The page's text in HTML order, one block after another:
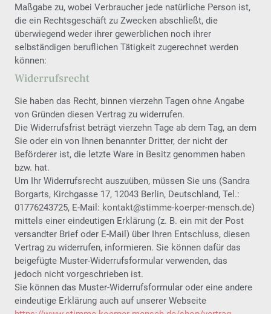
Maßgabe zu, wobei Verbraucher jede natürliche Person ist,
die ein Rechtsgeschäft zu Zwecken abschließt, die
überwiegend weder ihrer gewerblichen noch ihrer
selbständigen beruflichen Tätigkeit zugerechnet werden
können:
Widerrufsrecht
Sie haben das Recht, binnen vierzehn Tagen ohne Angabe
von Gründen diesen Vertrag zu widerrufen.
Die Widerrufsfrist beträgt vierzehn Tage ab dem Tag, an dem
Sie oder ein von Ihnen benannter Dritter, der nicht der
Beförderer ist, die letzte Ware in Besitz genommen haben
bzw. hat.
Um Ihr Widerrufsrecht auszuüben, müssen Sie uns (Sandra
Borgarts, Kirchgasse 17, 12043 Berlin, Deutschland, Tel.:
01776243725, E-Mail: kontakt@stimme-koerper-mensch.de)
mittels einer eindeutigen Erklärung (z. B. ein mit der Post
versandter Brief oder E-Mail) über Ihren Entschluss, diesen
Vertrag zu widerrufen, informieren. Sie können dafür das
beigefügte Muster-Widerrufsformular verwenden, das
jedoch nicht vorgeschrieben ist.
Sie können das Muster-Widerrufsformular oder eine andere
eindeutige Erklärung auch auf unserer Webseite